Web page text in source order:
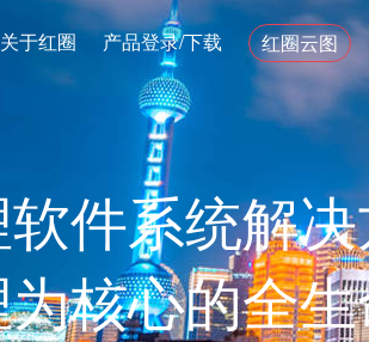
关于红圈 产品登录/下载 红圈云图
件系统解
核心的全